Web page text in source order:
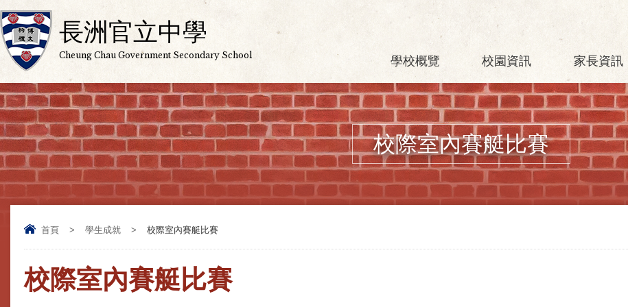
長洲官立中學
Cheung Chau Government Secondary School 學校概覽 校園資訊 家長資訊
校際室內賽艇比賽
首頁 > 學生成就 > 校際室內賽艇比賽
校際室內賽艇比賽